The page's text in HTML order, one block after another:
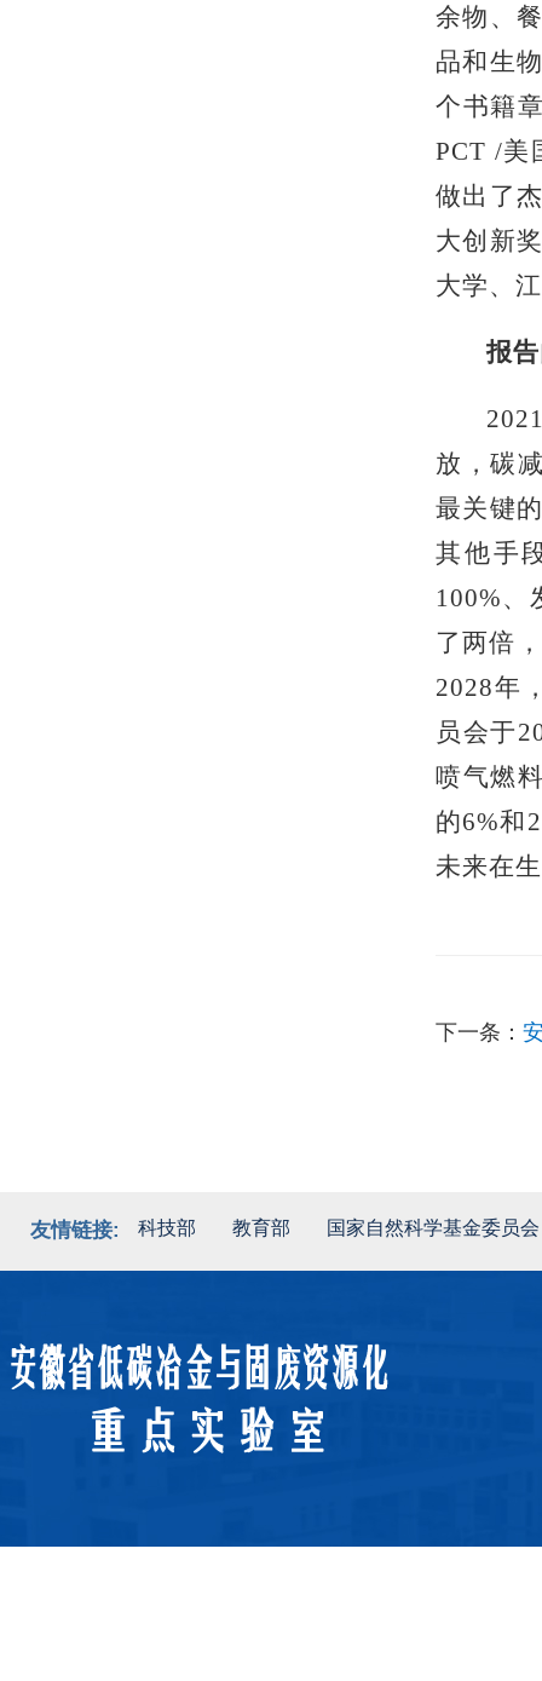
余物、
品和生
个书籍
PCT /美
做出了
大创新
大学、
报
放，碳
最关键
其他手
100%、
了两倍
2028年
员会于
喷气燃
的6%和
未来在
下一条：
友情链接: 科技部 教育部 国家自然科学基金委员会